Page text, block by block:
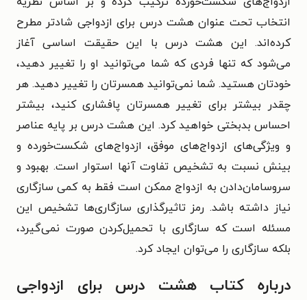
انتخاب تحت عنوان هشت درس برای ازدواجی شادتر مطرح
کرده‌اند. این هشت درس با این حقیقت اساسی آغاز
می‌شود که تنها فردی که شما می‌توانید او را تغییر دهید،
خودتان هستید. شما نمی‌توانید همسرتان را تغییر دهید. هر
چقدر بیشتر برای تغییر همسرتان پافشاری کنید، بیشتر
احساس بدبختی خواهید کرد. این هشت درس بر پایه عناصر
و ویژگی‌های ازدواج‌های موفق، ازدواج‌های شکست‌خورده و
بینش نسبت به تشخیص تفاوت آنها استوار است. بهبود و
سروسامان‌دادن به ازدواج ممکن است فقط به کمی سازگاری
نیاز داشته باشد. رمز تاثیرگذاری سازگاری‌ها تشخیص این
مسئله است که سازگاری با تحمیل‌کردن صورت نمی‌گیرد،
بلکه سازگاری را می‌توان ایجاد کرد.
دربارهکتاب هشت درس برای ازدواجی